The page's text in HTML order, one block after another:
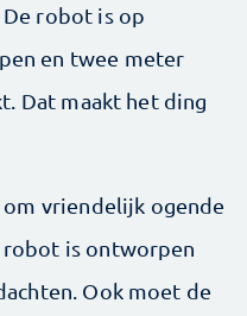
De robot is op
en twee meter
Dat maakt het ding
om vriendelijk ogende
is ontworpen
Ook moet de